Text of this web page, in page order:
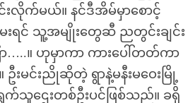
င်းလိုက်မယ်။ နင်ဒီအိမ်မှာစောင့်
းရင် သူ့အမျိုးတွေဆီ ညတွင်းချင်း
။ ဟုမှာကာ ကားပေါ်တတ်ကာ
းမင်းညိုဆိုတဲ့ ရွာနဲ့မနီးမဝေးမြို့
ဌေးတစ်ဦးပင်ဖြစ်သည်။ ခရို